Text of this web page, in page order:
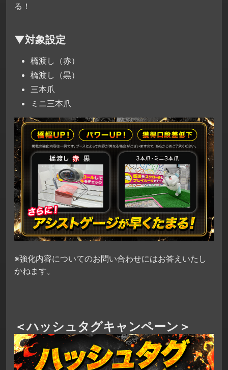
る！
▼対象設定
橋渡し（赤）
橋渡し（黒）
三本爪
ミニ三本爪
※強化内容についてのお問い合わせにはお答えいたし
かねます。
＜ハッシュタグキャンペーン＞